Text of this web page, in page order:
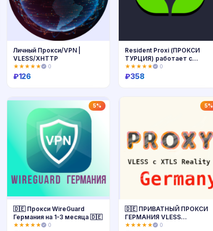
Купить
Личный Прокси/VPN |
VLESS/XHTTP
★★★★★ 0
₽126
Resident Proxi (ПРОКСИ
ТУРЦИЯ) работает с
PlayStation.
★★★★★ 0
₽358
5%
🇩🇪 Прокси WireGuard
Германия на 1-3 месяца 🇩🇪
★★★★★ 0
5%
🇩🇪 ПРИВАТНЫЙ ПРОКСИ
ГЕРМАНИЯ VLESS
БЕЗЛИМИТ 3 сервера 🇩🇪
★★★★★ 0